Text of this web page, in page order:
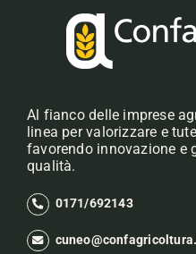
Al fianco delle imprese
linea per valorizzare e
favorendo innovazione e
qualità.
0171/692143